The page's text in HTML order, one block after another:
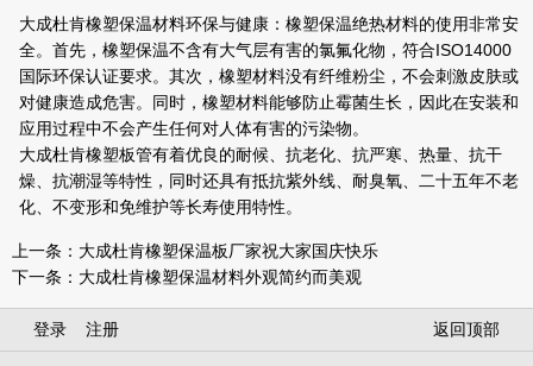
大成杜肯橡塑保温材料环保与健康：橡塑保温绝热材料的使用非常安
全。首先，橡塑保温不含有大气层有害的氯氟化物，符合ISO14000
国际环保认证要求。其次，橡塑材料没有纤维粉尘，不会刺激皮肤或
对健康造成危害。同时，橡塑材料能够防止霉菌生长，因此在安装和
应用过程中不会产生任何对人体有害的污染物。
大成杜肯橡塑板管有着优良的耐候、抗老化、抗严寒、热量、抗干
燥、抗潮湿等特性，同时还具有抵抗紫外线、耐臭氧、二十五年不老
化、不变形和免维护等长寿使用特性。
上一条： 大成杜肯橡塑保温板厂家祝大家国庆快乐
下一条： 大成杜肯橡塑保温材料外观简约而美观
登录 注册 返回顶部